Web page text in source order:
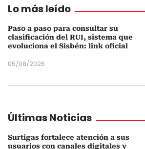
Lo más leído
Paso a paso para consultar su
clasificación del RUI, sistema que
evoluciona el Sisbén: link oficial
05/08/2026
Últimas Noticias
Surtigas fortalece atención a sus
usuarios con canales digitales y